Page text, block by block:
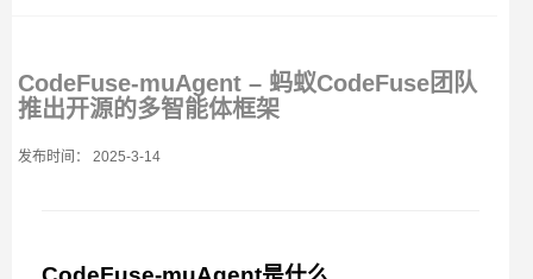
CodeFuse-muAgent – 蚂蚁CodeFuse团队
推出开源的多智能体框架
发布时间： 2025-3-14